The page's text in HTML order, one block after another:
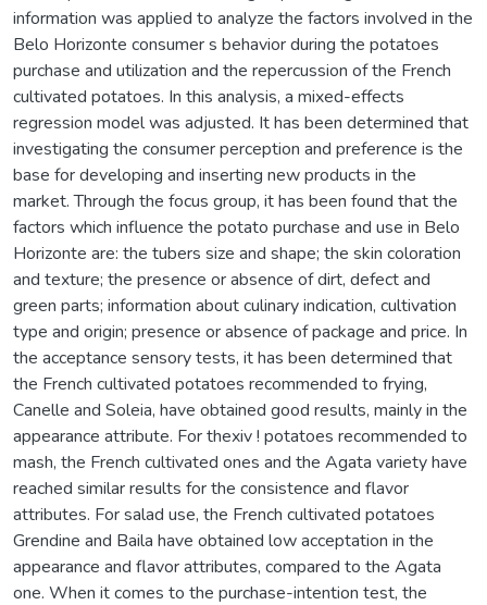
information was applied to analyze the factors involved in the
Belo Horizonte consumer s behavior during the potatoes
purchase and utilization and the repercussion of the French
cultivated potatoes. In this analysis, a mixed-effects
regression model was adjusted. It has been determined that
investigating the consumer perception and preference is the
base for developing and inserting new products in the
market. Through the focus group, it has been found that the
factors which influence the potato purchase and use in Belo
Horizonte are: the tubers size and shape; the skin coloration
and texture; the presence or absence of dirt, defect and
green parts; information about culinary indication, cultivation
type and origin; presence or absence of package and price. In
the acceptance sensory tests, it has been determined that
the French cultivated potatoes recommended to frying,
Canelle and Soleia, have obtained good results, mainly in the
appearance attribute. For thexiv ! potatoes recommended to
mash, the French cultivated ones and the Agata variety have
reached similar results for the consistence and flavor
attributes. For salad use, the French cultivated potatoes
Grendine and Baila have obtained low acceptation in the
appearance and flavor attributes, compared to the Agata
one. When it comes to the purchase-intention test, the